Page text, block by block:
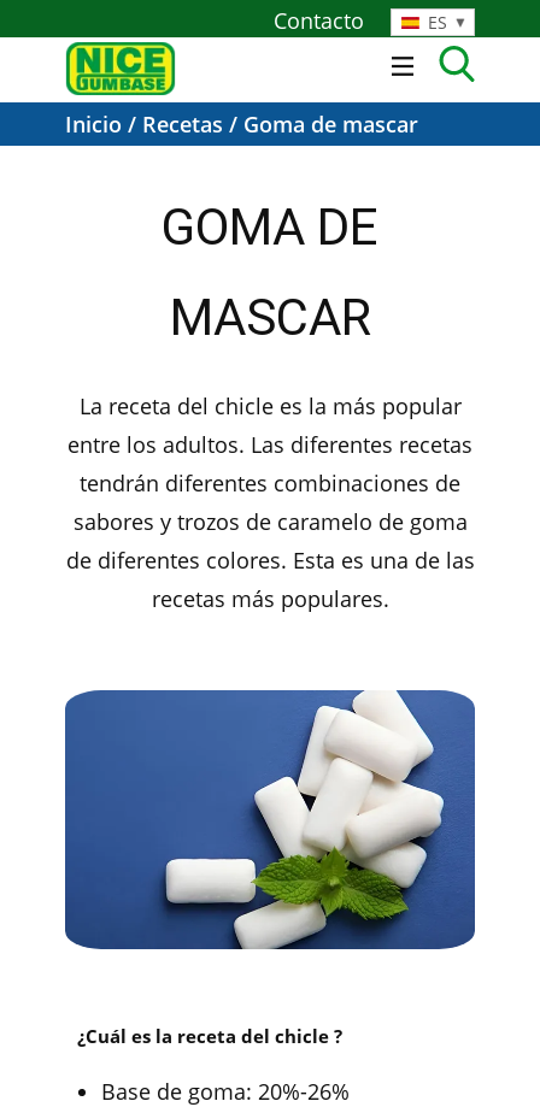
Contacto ES
Inicio / Recetas / Goma de mascar
GOMA DE
MASCAR
La receta del chicle es la más popular
entre los adultos. Las diferentes recetas
tendrán diferentes combinaciones de
sabores y trozos de caramelo de goma
de diferentes colores. Esta es una de las
recetas más populares.
¿Cuál es la receta del chicle ?
Base de goma: 20%-26%